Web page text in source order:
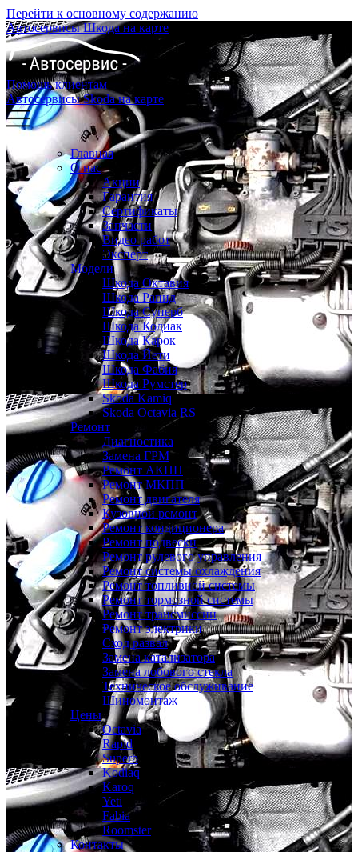
Перейти к основному содержанию
Автосервисы Шкода на карте
Помощь клиентам
Автосервисы Skoda на карте
Главная
О нас
Акции
Гарантия
Сертификаты
Запчасти
Видео работ
Эксперт
Модели
Шкода Октавия
Шкода Рапид
Шкода Суперб
Шкода Кодиак
Шкода Карок
Шкода Йети
Шкода Фабия
Шкода Румстер
Skoda Kamiq
Skoda Octavia RS
Ремонт
Диагностика
Замена ГРМ
Ремонт АКПП
Ремонт МКПП
Ремонт двигателя
Кузовной ремонт
Ремонт кондиционера
Ремонт подвески
Ремонт рулевого управления
Ремонт системы охлаждения
Ремонт топливной системы
Ремонт тормозной системы
Ремонт трансмиссии
Ремонт электрики
Сход развал
Замена катализатора
Замена лобового стекла
Техническое обслуживание
Шиномонтаж
Цены
Octavia
Rapid
Superb
Kodiaq
Karoq
Yeti
Fabia
Roomster
Контакты